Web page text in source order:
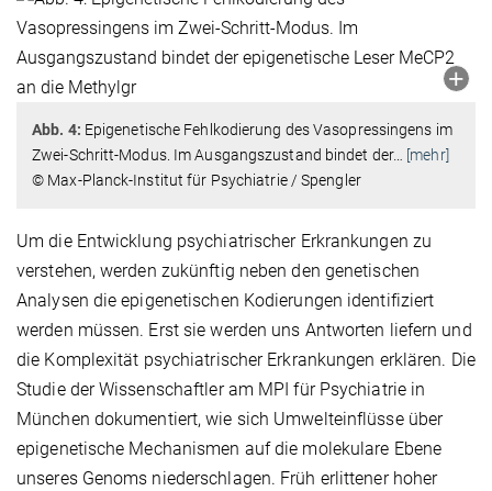
Abb. 4: Epigenetische Fehlkodierung des Vasopressingens im
Zwei-Schritt-Modus. Im Ausgangszustand bindet der… [mehr]
© Max-Planck-Institut für Psychiatrie / Spengler
Um die Entwicklung psychiatrischer Erkrankungen zu
verstehen, werden zukünftig neben den genetischen
Analysen die epigenetischen Kodierungen identifiziert
werden müssen. Erst sie werden uns Antworten liefern und
die Komplexität psychiatrischer Erkrankungen erklären. Die
Studie der Wissenschaftler am MPI für Psychiatrie in
München dokumentiert, wie sich Umwelteinflüsse über
epigenetische Mechanismen auf die molekulare Ebene
unseres Genoms niederschlagen. Früh erlittener hoher